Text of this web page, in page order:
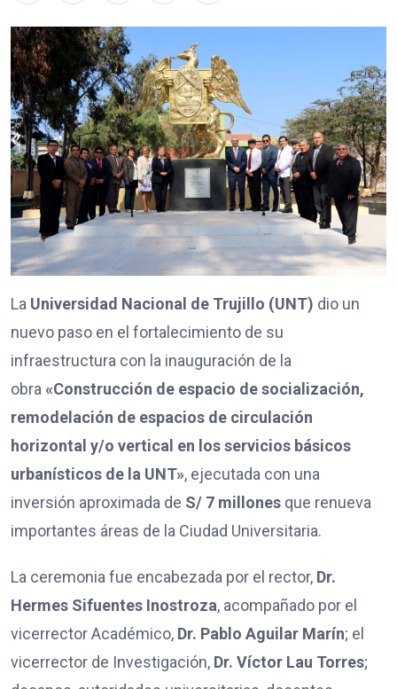
La Universidad Nacional de Trujillo (UNT) dio un
nuevo paso en el fortalecimiento de su
infraestructura con la inauguración de la
obra «Construcción de espacio de socialización,
remodelación de espacios de circulación
horizontal y/o vertical en los servicios básicos
urbanísticos de la UNT», ejecutada con una
inversión aproximada de S/ 7 millones que renueva
importantes áreas de la Ciudad Universitaria.
La ceremonia fue encabezada por el rector, Dr.
Hermes Sifuentes Inostroza, acompañado por el
vicerrector Académico, Dr. Pablo Aguilar Marín; el
vicerrector de Investigación, Dr. Víctor Lau Torres;